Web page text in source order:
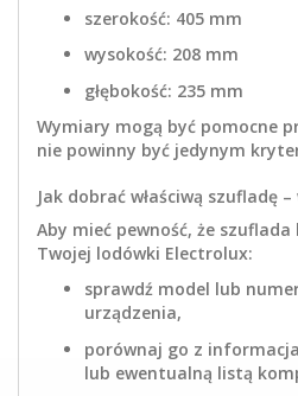
szerokość: 405 mm
wysokość: 208 mm
głębokość: 235 mm
Wymiary mogą być pomocne
nie powinny być jedynym
Jak dobrać właściwą szufladę
Aby mieć pewność, że
Twojej lodówki Electrolux:
sprawdź model lub
urządzenia,
porównaj go z
lub ewentualną listą